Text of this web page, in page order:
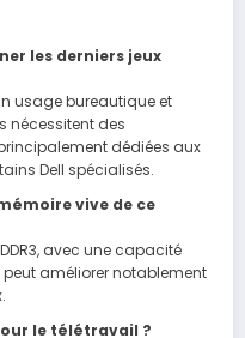
les derniers jeux
usage bureautique et
nécessitent des
dédiées aux
Dell spécialisés.
vive de ce
avec une capacité
améliorer notablement
le télétravail ?